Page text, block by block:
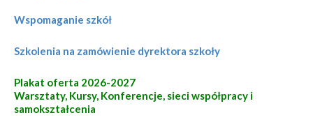
Wspomaganie szkół
Szkolenia na zamówienie dyrektora szkoły
Plakat oferta 2026-2027
Warsztaty, Kursy, Konferencje, sieci współpracy i
samokształcenia